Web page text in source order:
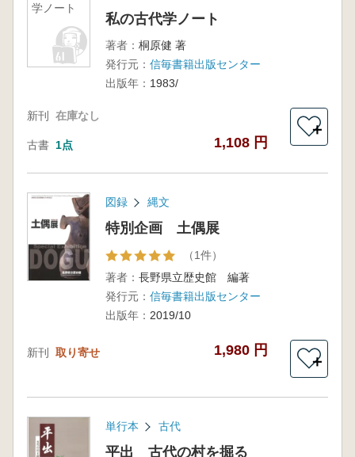
学ノート
私の古代学ノート
著者： 桐原健 著
発行元： 信毎書籍出版センター
出版年： 1983/
新刊 在庫なし
古書 1点 1,108 円
＋
図録 縄文
特別企画 土偶展
（1件）
著者： 長野県立歴史館 編著
発行元： 信毎書籍出版センター
出版年： 2019/10
新刊 取り寄せ 1,980 円
＋
単行本 古代
平出 古代の村を掘る